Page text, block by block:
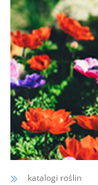
katalogi roślin